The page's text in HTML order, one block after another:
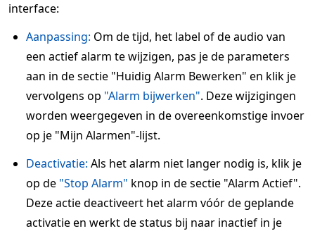
interface:
Aanpassing: Om de tijd, het label of de audio van
een actief alarm te wijzigen, pas je de parameters
aan in de sectie "Huidig Alarm Bewerken" en klik je
vervolgens op "Alarm bijwerken". Deze wijzigingen
worden weergegeven in de overeenkomstige invoer
op je "Mijn Alarmen"-lijst.
Deactivatie: Als het alarm niet langer nodig is, klik je
op de "Stop Alarm" knop in de sectie "Alarm Actief".
Deze actie deactiveert het alarm vóór de geplande
activatie en werkt de status bij naar inactief in je